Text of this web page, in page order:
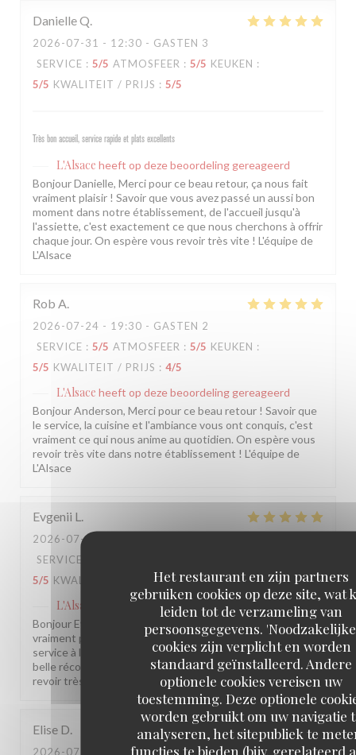
Het restaurant en zijn partners
gebruiken cookies op deze site, wat
leiden tot de verzameling van
persoonsgegevens.
cookies zijn verplicht en worden
standaard geïnstalleerd. Andere
optionele cookies vereisen uw
toestemming. Deze optionele
worden gebruikt om uw navigatie
analyseren, het sitepubliek te
functies te bieden (bijv. gerelateerd
DanielleQ
2026-07-31 - 12:30 - GASTEN 3
SERVICE : 5/5 ATMOSFEER : 5/5 KEUKEN :
5/5 KWALITEIT / PRIJS : 5/5
Très bon accueil, service rapide et plats excellents
L'Alsace heeft op deze beoordeling gereageerd
Bonjour Danielle, Merci pour ce beau retour, ça nous fait
vraiment plaisir ! Savoir que vous avez passé un aussi bon
moment dans notre établissement, de l'accueil jusqu'à
l'assiette, c'est exactement ce que nous cherchons à offrir
chaque jour. On espère vous revoir très vite ! L'équipe de
L'Alsace
Rob A
2026-07-24 - 19:30 - GASTEN 2
SERVICE : 5/5 ATMOSFEER : 5/5 KEUKEN :
5/5 KWALITEIT / PRIJS : 4/5
L'Alsace heeft op deze beoordeling gereageerd
Bonjour Anderson, Merci pour ce beau retour ! Savoir que
le service, la cuisine et l'ambiance vous ont conquis, c'est
vraiment ce qui nous anime au quotidien. On espère vous
revoir très vite dans notre établissement ! L'équipe de
L'Alsace
Evgenii L
2026-07-30
SERVICE
5/5 KWALITEIT / PRIJS: 5/5
L'Alsace
heeft op deze beoordeling gereageerd
Bonjour Evgenii, Merci pour ce beau retour, ça nous fait
vraiment plaisir ! Savoir que tout était au rendez-vous, du
service à l'assiette en passant par l'ambiance, c'est la plus
belle récompense pour notre équipe. On espère vous
revoir très vite parmi nous ! L'équipe de L'Alsace
Elise D
2026-07-29 - 19:15 - GASTEN 2